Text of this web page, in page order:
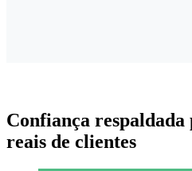
Confiança respaldada
reais de clientes